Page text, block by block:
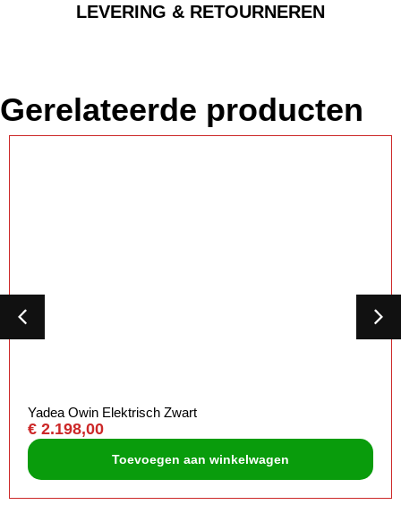
LEVERING & RETOURNEREN
Gerelateerde producten
Yadea Owin Elektrisch Zwart
€ 2.198,00
Toevoegen aan winkelwagen